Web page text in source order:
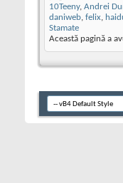
10Teeny, Andrei
daniweb, felix,
Stamate
Această pagină a